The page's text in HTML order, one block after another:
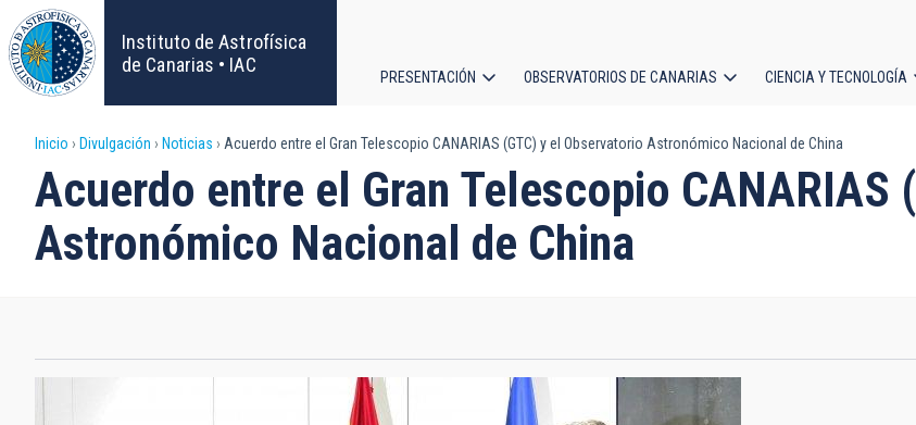
Pasar
al
contenido
principal
Instituto de Astrofísica
de Canarias • IAC
principal
PRESENTACIÓN OBSERVATORIOS DE CANARIAS CIENCIA Y TECNOLOGÍA
Sobrescribir
enlaces
de
a
la
Inicio Divulgación Noticias Acuerdo entre el Gran Telescopio CANARIAS (GTC) y el Observatorio Astronómico Nacional de China
Acuerdo entre el Gran Telescopio CANARIAS
Astronómico Nacional de China